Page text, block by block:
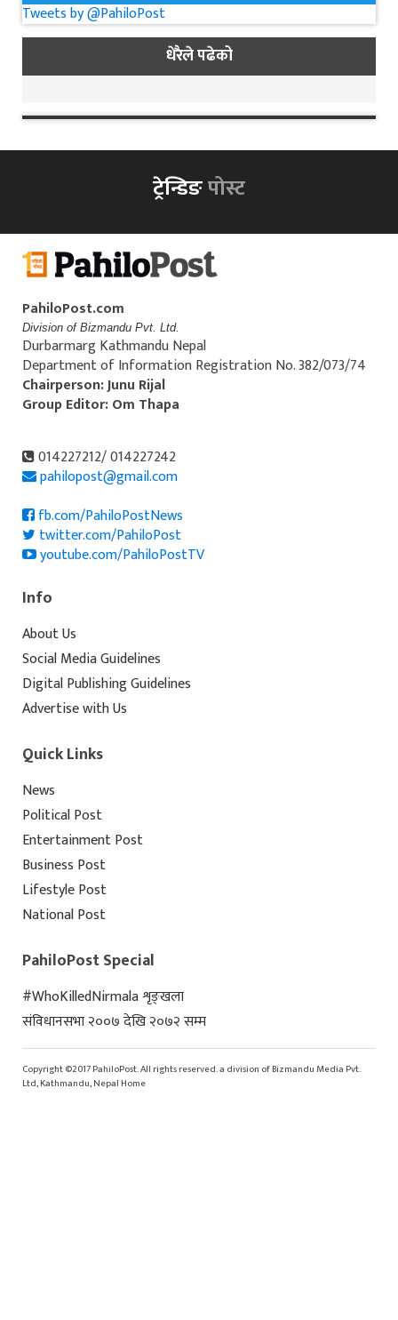
Tweets by @PahiloPost
धेरैले पढेको
ट्रेन्डिङपोस्ट
PahiloPost.com
Division of Bizmandu Pvt. Ltd.
Durbarmarg Kathmandu Nepal
Department of Information Registration No. 382/073/74
Chairperson: Junu Rijal
Group Editor: Om Thapa
014227212/ 014227242
pahilopost@gmail.com
fb.com/PahiloPostNews
twitter.com/PahiloPost
youtube.com/PahiloPostTV
Info
About Us
Social Media Guidelines
Digital Publishing Guidelines
Advertise with Us
Quick Links
News
Political Post
Entertainment Post
Business Post
Lifestyle Post
National Post
PahiloPost Special
#WhoKilledNirmala शृङ्खला
संविधानसभा २००७ देखि २०७२ सम्म
Copyright ©2017 PahiloPost. All rights reserved. a division of Bizmandu Media Pvt.
Ltd, Kathmandu, Nepal Home